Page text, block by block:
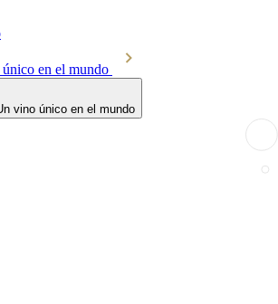
en el mundo
vino único en el mundo